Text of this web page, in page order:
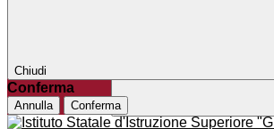
Chiudi
Conferma
Annulla Conferma